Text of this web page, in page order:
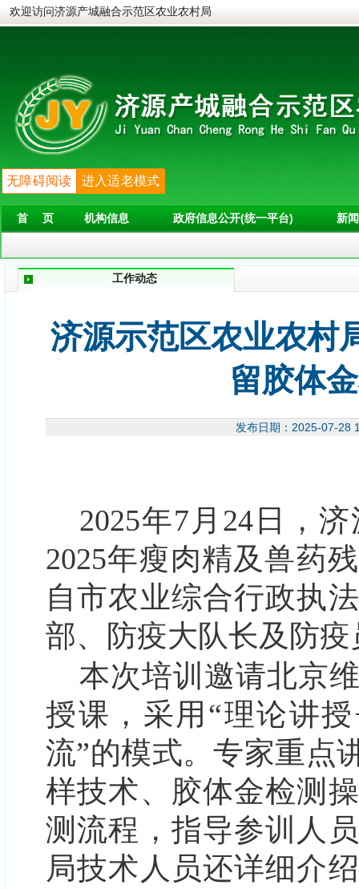
欢迎访问济源产城融合示范区农业农村局
无障碍阅读 进入适老模式
首 页 机构信息 政府信息公开(统一平台) 新
工作动态
济源示范区农业农村
留胶体
发布日期：2025-
2025年7月24日，济
2025年瘦肉精及兽药
自市农业综合行政执
部、防疫大队长及 防
本次培训邀请北京
授课，采用 “理论讲
流”的模式。专家重点
样技术、胶体金检测
测流程，指导参训人
局技术人员还详细介